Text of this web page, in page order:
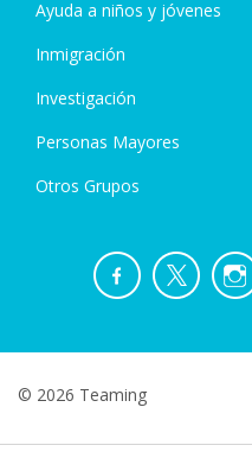
Ayuda a niños y jóvenes
Inmigración
Investigación
Personas Mayores
Otros Grupos
© 2026 Teaming